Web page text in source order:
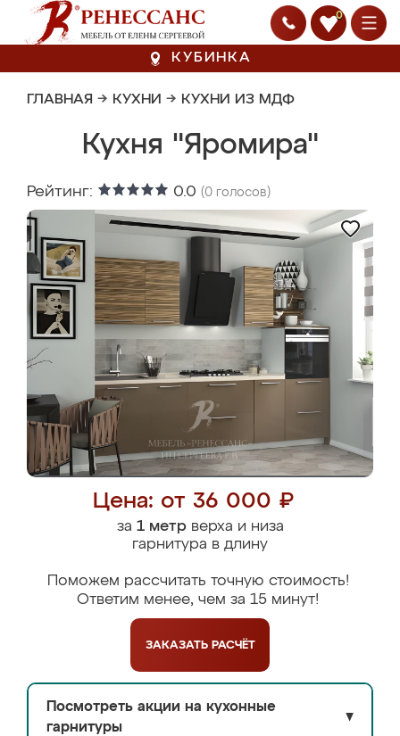
0
КУБИНКА
ГЛАВНАЯ → КУХНИ → КУХНИ ИЗ МДФ
Кухня "Яромира"
Рейтинг: 0.0 (0 голосов)
Цена: от 36 000 ₽
за 1 метрверха и низа
гарнитура в длину
Поможем рассчитать точную стоимость!
Ответим менее, чем за 15 минут!
ЗАКАЗАТЬ РАСЧЁТ
Посмотреть акции на кухонные
гарнитуры
▼